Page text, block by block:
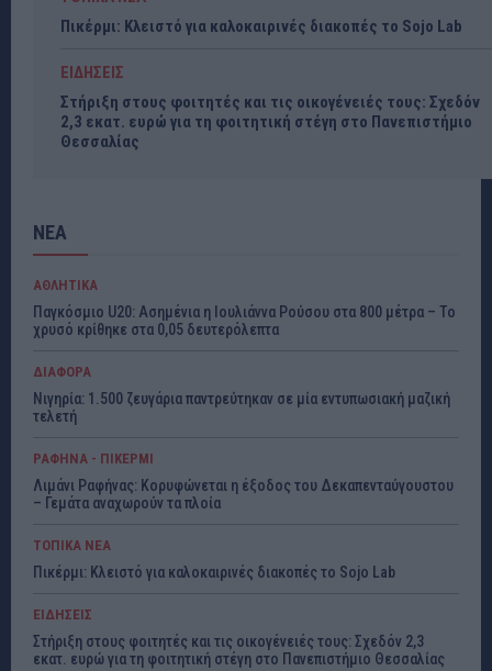
Πικέρμι: Κλειστό για καλοκαιρινές διακοπές το Sojo Lab
ΕΙΔΗΣΕΙΣ
Στήριξη στους φοιτητές και τις οικογένειές τους: Σχεδόν
2,3 εκατ. ευρώ για τη φοιτητική στέγη στο Πανεπιστήμιο
Θεσσαλίας
ΝΕΑ
ΑΘΛΗΤΙΚΑ
Παγκόσμιο U20: Ασημένια η Ιουλιάννα Ρούσου στα 800 μέτρα – Το
χρυσό κρίθηκε στα 0,05 δευτερόλεπτα
ΔΙΑΦΟΡΑ
Νιγηρία: 1.500 ζευγάρια παντρεύτηκαν σε μία εντυπωσιακή μαζική
τελετή
ΡΑΦΗΝΑ - ΠΙΚΕΡΜΙ
Λιμάνι Ραφήνας: Κορυφώνεται η έξοδος του Δεκαπενταύγουστου
– Γεμάτα αναχωρούν τα πλοία
ΤΟΠΙΚΑ ΝΕΑ
Πικέρμι: Κλειστό για καλοκαιρινές διακοπές το Sojo Lab
ΕΙΔΗΣΕΙΣ
Στήριξη στους φοιτητές και τις οικογένειές τους: Σχεδόν 2,3
εκατ. ευρώ για τη φοιτητική στέγη στο Πανεπιστήμιο Θεσσαλίας